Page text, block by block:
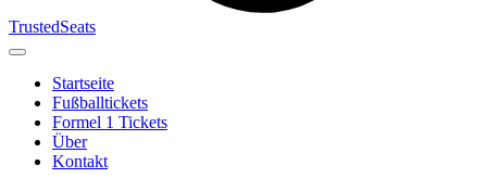
TrustedSeats
Startseite
Fußballtickets
Formel 1 Tickets
Über
Kontakt